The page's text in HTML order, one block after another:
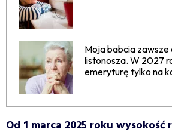
Moja babcia zawsze
listonosza. W 2027
emeryturę tylko na
Od 1 marca 2025 roku wysokość